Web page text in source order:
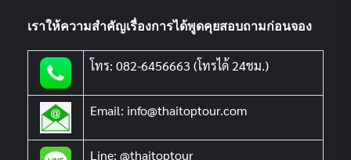
เราให้ความสำคัญเรื่องการได้พูดคุยสอบถามก่อนจอง
โทร: 082-6456663 (โทรได้ 24ชม.)
Email: info@thaitoptour.com
Line: @thaitoptour